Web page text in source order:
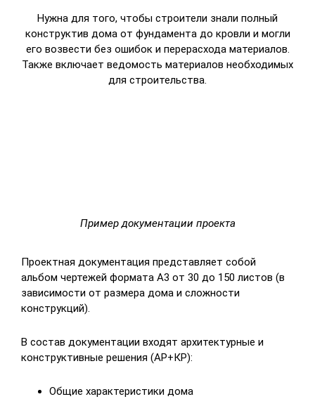
Нужна для того, чтобы строители знали полный
конструктив дома от фундамента до кровли и могли
его возвести без ошибок и перерасхода материалов.
Также включает ведомость материалов необходимых
для строительства.
Пример документации проекта
Проектная документация представляет собой
альбом чертежей формата А3 от 30 до 150 листов (в
зависимости от размера дома и сложности
конструкций).
В состав документации входят архитектурные и
конструктивные решения (АР+КР):
Общие характеристики дома